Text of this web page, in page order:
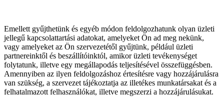
Emellett gyűjthetünk és egyéb módon feldolgozhatunk olyan üzleti
jellegű kapcsolattartási adatokat, amelyeket Ön ad meg nekünk,
vagy amelyeket az Ön szervezetétől gyűjtünk, például üzleti
partnereinktől és beszállítóinktól, amikor üzleti tevékenységet
folytatunk, illetve egy megállapodás teljesítésével összefüggésben.
Amennyiben az ilyen feldolgozáshoz értesítésre vagy hozzájárulásra
van szükség, a szervezet tájékoztatja az illetékes munkatársakat és a
felhatalmazott felhasználókat, illetve megszerzi a hozzájárulásukat.